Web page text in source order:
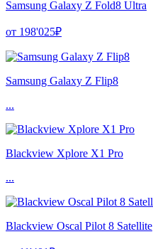
Samsung Galaxy Z Fold8 Ultra
от 198'025₽
Samsung Galaxy Z Flip8
...
Blackview Xplore X1 Pro
...
Blackview Oscal Pilot 8 Satellite